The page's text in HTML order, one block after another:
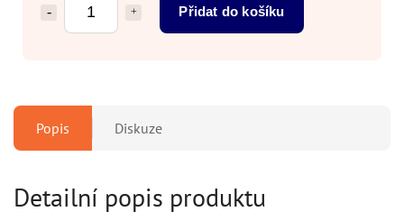
Přidat do košíku
Popis Diskuze
Detailní popis produktu